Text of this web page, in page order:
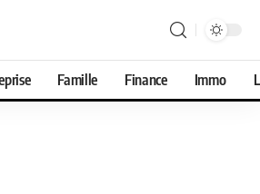
Famille Finance Immo